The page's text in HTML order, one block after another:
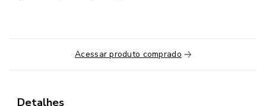
Acessar produto comprado
Detalhes